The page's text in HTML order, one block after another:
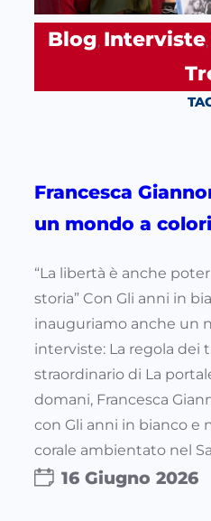
Blog, Interviste,
Francesca
un mondo a colori
“La libertà è anche
storia” Con Gli anni in
inauguriamo anche un
interviste: La regola dei
straordinario di La
domani, Francesca
con Gli anni in bianco e
corale ambientato nel
16 Giugno 2026